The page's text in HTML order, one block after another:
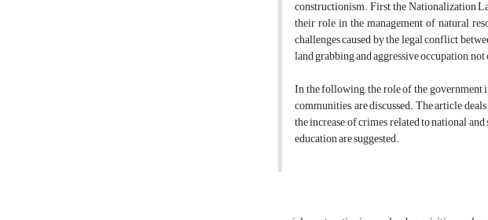
constructionism. First, the Nationalization
their role in the management of natural
challenges caused by the legal conflict
land grabbing and aggressive occupation,
In the following, the role of the government
communities, are discussed. The article
the increase of crimes related to national
education are suggested.